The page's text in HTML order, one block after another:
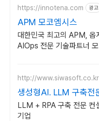
https://innotena.com 광고
APM 모코엠시스
대한민국 최고의 APM, 옵
AIOps 전문 기술파트너
http://www.siwasoft.co.kr
생성형AI. LLM 구축전
인력 다수 보유
LLM + RPA 구축 전문 컨
기업